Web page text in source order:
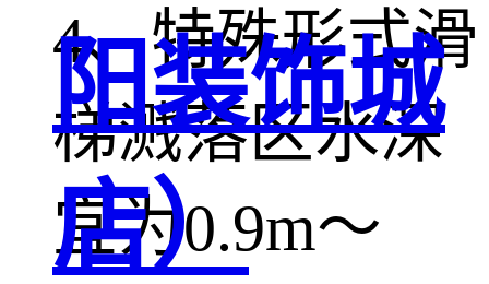
4、特殊形式滑
梯溅落区水深
宜为0.9m～
阳装饰城
店）